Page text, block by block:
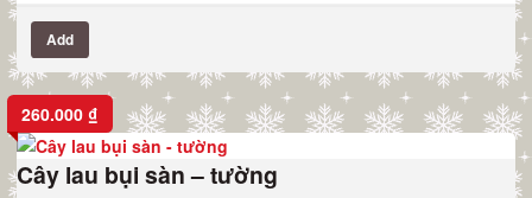
Add
260.000 ₫
Cây lau bụi sàn – tường